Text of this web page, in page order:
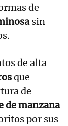
de
sin
de alta
que
de
de manzana
por sus